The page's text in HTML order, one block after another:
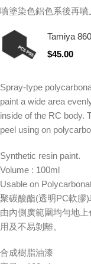
噴塗染色鋁色系後再噴
Tamiya
$45.00
Spray-type
paint a wide area
inside of the RC body.
peel using on
Synthetic resin paint.
Volume : 100ml
Usable on
聚碳酸酯(透明PC軟膠
由內側廣範圍均勻地
用及不易剝離。
合成樹脂油漆